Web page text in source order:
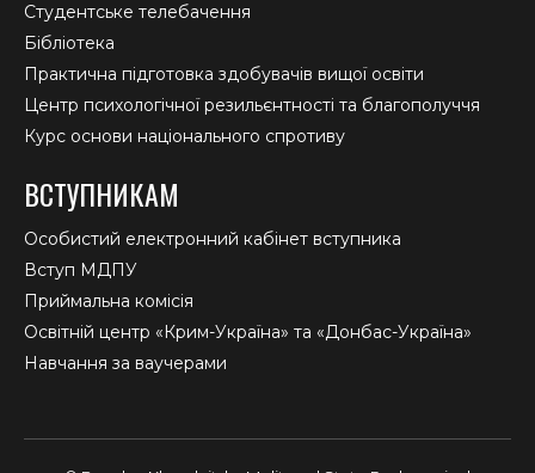
Студентське телебачення
Бібліотека
Практична підготовка здобувачів вищої освіти
Центр психологічної резильєнтності та благополуччя
Курс основи національного спротиву
ВСТУПНИКАМ
Особистий електронний кабінет вступника
Вступ МДПУ
Приймальна комісія
Освітній центр «Крим-Україна» та «Донбас-Україна»
Навчання за ваучерами